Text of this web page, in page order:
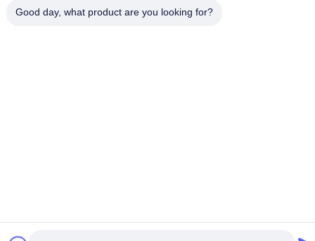
TECHNOLOGY CO.,LTD . Todos os direitos reservados.
Good day, what product are you looking for?